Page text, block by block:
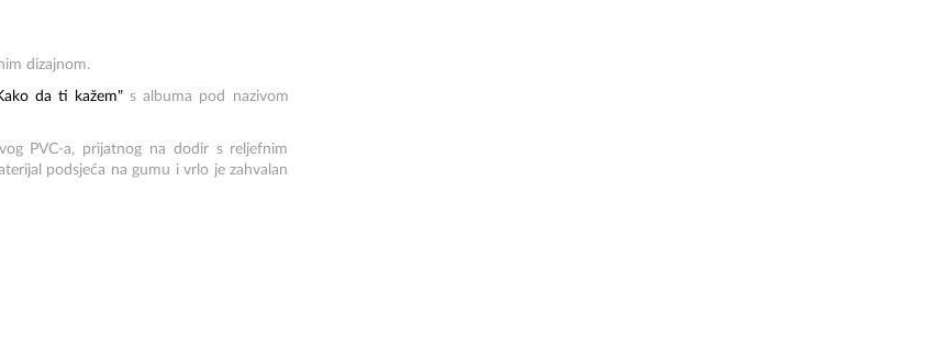
dizajnom.
da ti kažem" s albuma pod nazivom
PVC-a, prijatnog na dodir s reljefnim
podsjeća na gumu i vrlo je zahvalan